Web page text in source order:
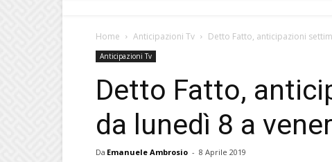
Home Anticipazioni Tv Detto Fatto, anticipazioni
Anticipazioni Tv
Detto Fatto,
da lunedì 8 a
Da Emanuele Ambrosio - 8 Aprile 2019